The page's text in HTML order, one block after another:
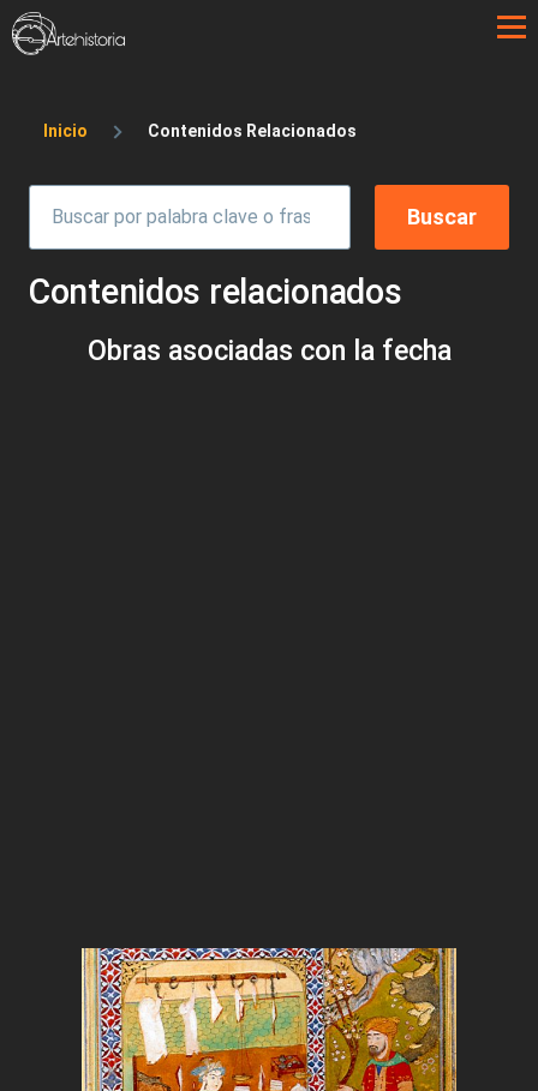
Pasar al contenido principal
Sobrescribir enlaces de ayuda a la
Inicio Contenidos Relacionados
Contenidos relacionados
Obras asociadas con la fecha